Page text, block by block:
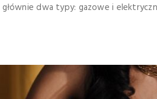
dwa typy: gazowe i